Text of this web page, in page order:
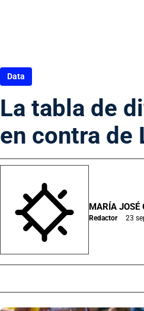
Data
La tabla de
en contra de
MARÍA JOSÉ
Redactor 23